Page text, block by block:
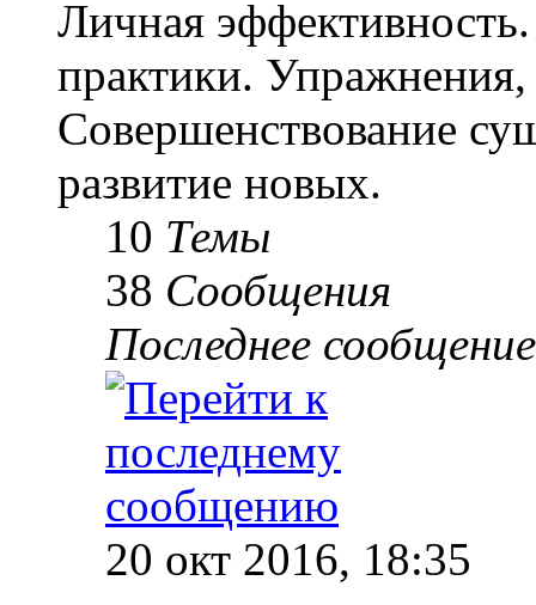
Личная
практики.
Совершенствование
развитие новых.
10 Темы
38 Сообщения
Последнее сообщение
20 окт 2016, 18:35